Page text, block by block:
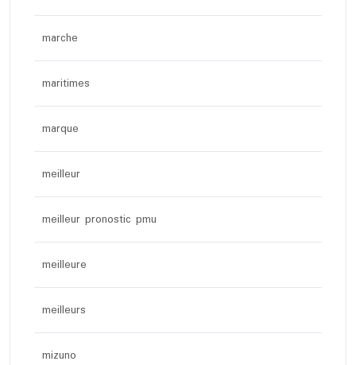
marche
maritimes
marque
meilleur
meilleur pronostic pmu
meilleure
meilleurs
mizuno